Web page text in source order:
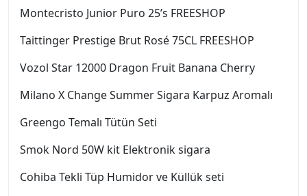
Montecristo Junior Puro 25’s FREESHOP
Taittinger Prestige Brut Rosé 75CL FREESHOP
Vozol Star 12000 Dragon Fruit Banana Cherry
Milano X Change Summer Sigara Karpuz Aromalı
Greengo Temalı Tütün Seti
Smok Nord 50W kit Elektronik sigara
Cohiba Tekli Tüp Humidor ve Küllük seti